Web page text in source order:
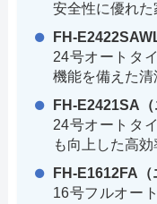
安全性に優れた
FH-
24号オートタ
機能を備えた清
FH-E2421SA（
24号オートタ
も向上した高効
FH-E1612FA（
16号フルオー